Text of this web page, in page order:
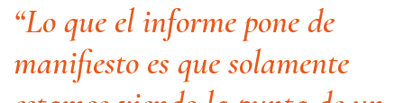
“Lo que el informe pone de
manifiesto es que solamente